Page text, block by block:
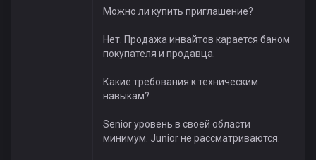
Можно ли купить приглашение?
Нет. Продажа инвайтов карается баном
покупателя и продавца.
Какие требования к техническим
навыкам?
Senior уровень в своей области
минимум. Junior не рассматриваются.